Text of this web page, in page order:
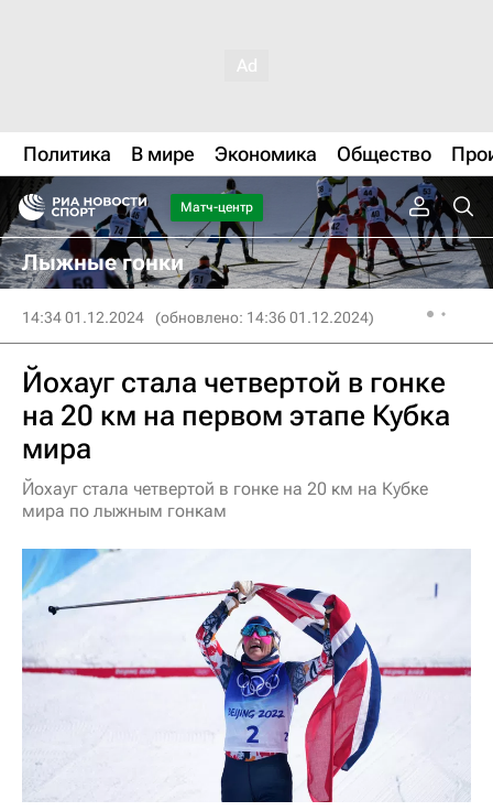
Политика В мире Экономика Общество
Матч-центр
Лыжные гонки
14:34 01.12.2024 (обновлено: 14:36 01.12.2024)
Йохауг стала четвертой в гонке
на 20 км на первом этапе Кубка
мира
Йохауг стала четвертой в гонке на 20 км на Кубке
мира по лыжным гонкам